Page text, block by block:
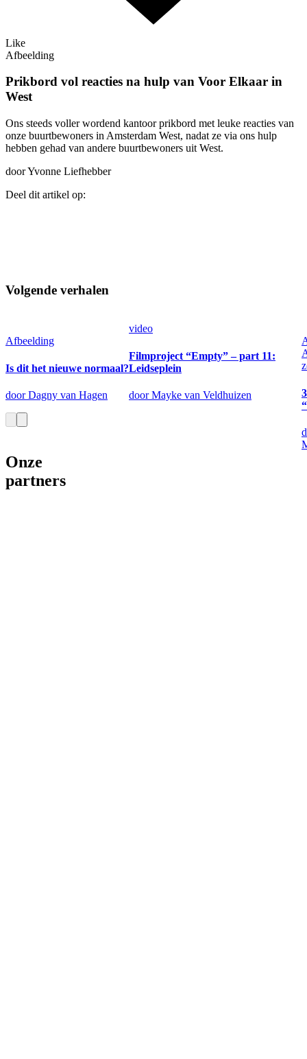
Like
Afbeelding
Prikbord vol reacties na hulp van Voor Elkaar in
West
Ons steeds voller wordend kantoor prikbord met leuke reacties van
onze buurtbewoners in Amsterdam West, nadat ze via ons hulp
hebben gehad van andere buurtbewoners uit West.
door Yvonne Liefhebber
Deel dit artikel op:
Volgende verhalen
Afbeelding
Is dit het nieuwe normaal?
door Dagny van Hagen
video
Filmproject “Empty” – part 11:
Leidseplein
door Mayke van Veldhuizen
Onze
partners